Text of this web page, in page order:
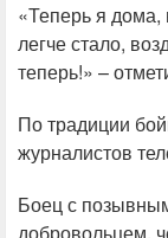
«Теперь я
легче стало,
теперь!» –
По традиции
журналистов
Боец с